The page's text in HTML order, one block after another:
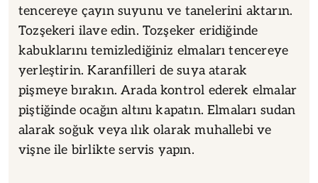
tencereye çayın suyunu ve tanelerini aktarın.
Tozşekeri ilave edin. Tozşeker eridiğinde
kabuklarını temizlediğiniz elmaları tencereye
yerleştirin. Karanfilleri de suya atarak
pişmeye bırakın. Arada kontrol ederek elmalar
piştiğinde ocağın altını kapatın. Elmaları sudan
alarak soğuk veya ılık olarak muhallebi ve
vişne ile birlikte servis yapın.